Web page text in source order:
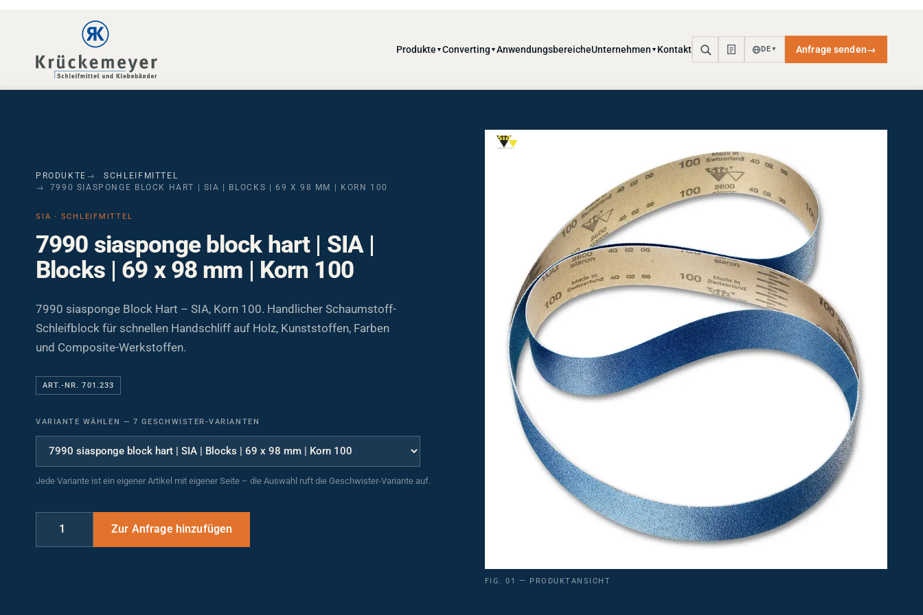
Kontakt DE
7990 SIASPONGE BLOCK HART | SIA | BLOCKS | 69 X 98 MM | KORN 100
7990 siasponge block hart | SIA |
Blocks | 69 x 98 mm | Korn 100
7990 siasponge Block Hart – SIA, Korn 100. Handlicher Schaumstoff-
Schleifblock für schnellen Handschliff auf Holz, Kunststoffen, Farben
und Composite-Werkstoffen.
ART.-NR. 701.233
VARIANTE WÄHLEN
Jede Variante ist ein eigener Artikel mit eigener Seite – die Auswahl ruft die Geschwister-Variante auf.